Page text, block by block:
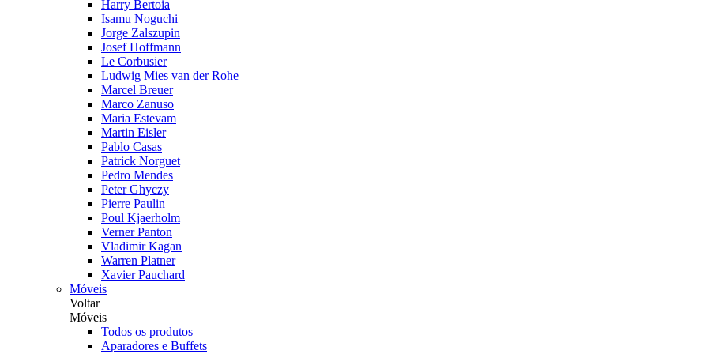
Harry Bertoia
Isamu Noguchi
Jorge Zalszupin
Josef Hoffmann
Le Corbusier
Ludwig Mies van der Rohe
Marcel Breuer
Marco Zanuso
Maria Estevam
Martin Eisler
Pablo Casas
Patrick Norguet
Pedro Mendes
Peter Ghyczy
Pierre Paulin
Poul Kjaerholm
Verner Panton
Vladimir Kagan
Warren Platner
Xavier Pauchard
Móveis
Voltar
Móveis
Todos os produtos
Aparadores e Buffets